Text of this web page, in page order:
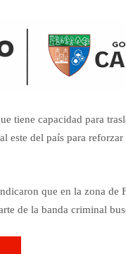
tiene capacidad para
este del país para
que en la zona
de la banda criminal